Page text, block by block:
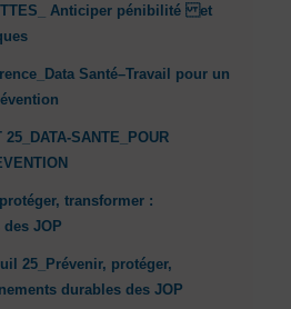
Anticiper pénibilité et
Santé–Travail pour un
SANTE_POUR
transformer :
JOP
25_Prévenir, protéger,
durables des JOP